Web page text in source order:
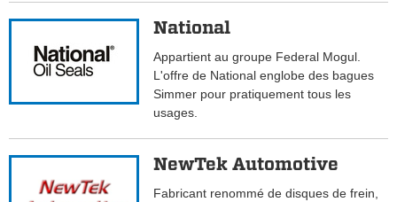
National
Appartient au groupe Federal Mogul.
L'offre de National englobe des bagues
Simmer pour pratiquement tous les
usages.
NewTek Automotive
Fabricant renommé de disques de frein,